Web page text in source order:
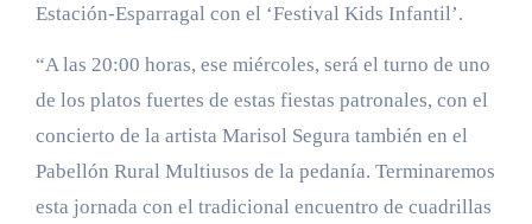
Estación-Esparragal con el ‘Festival Kids Infantil’.
“A las 20:00 horas, ese miércoles, será el turno de uno
de los platos fuertes de estas fiestas patronales, con el
concierto de la artista Marisol Segura también en el
Pabellón Rural Multiusos de la pedanía. Terminaremos
esta jornada con el tradicional encuentro de cuadrillas